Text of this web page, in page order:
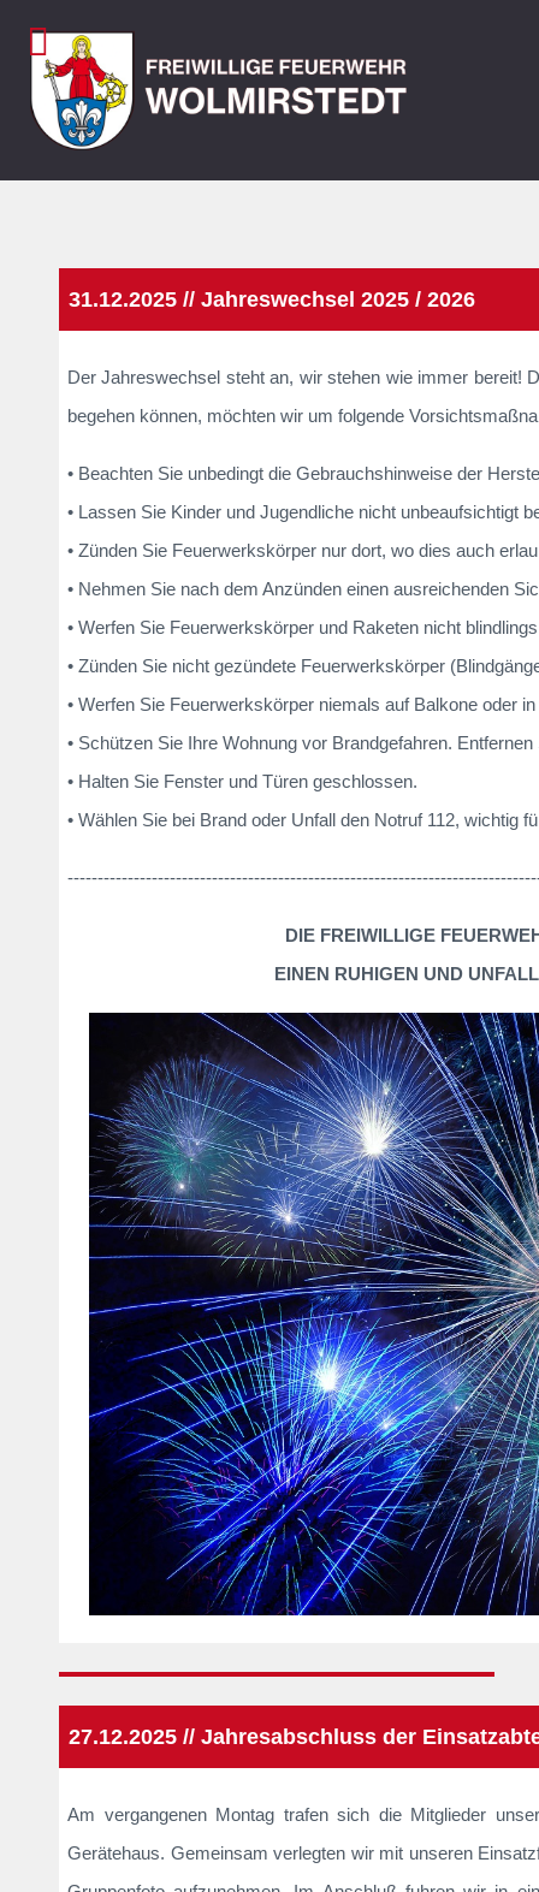
31.12.2025 // Jahreswechsel 2025 / 2026
Der Jahreswechsel steht an, wir stehen wie immer bereit!
begehen können, möchten wir um folgende
• Beachten Sie unbedingt die Gebrauchshinweise der
• Lassen Sie Kinder und Jugendliche nicht unbeaufsichtigt
• Zünden Sie Feuerwerkskörper nur dort, wo dies auch
• Nehmen Sie nach dem Anzünden einen ausreichenden
• Werfen Sie Feuerwerkskörper und Raketen nicht
• Zünden Sie nicht gezündete Feuerwerkskörper
• Werfen Sie Feuerwerkskörper niemals auf Balkone oder
• Schützen Sie Ihre Wohnung vor Brandgefahren.
• Halten Sie Fenster und Türen geschlossen.
• Wählen Sie bei Brand oder Unfall den Notruf 112, wichtig
DIE FREIWILLIGE
EINEN RUHIGEN UND
27.12.2025 // Jahresabschluss der
Am vergangenen Montag trafen sich die Mitglieder
Gerätehaus. Gemeinsam verlegten wir mit unseren